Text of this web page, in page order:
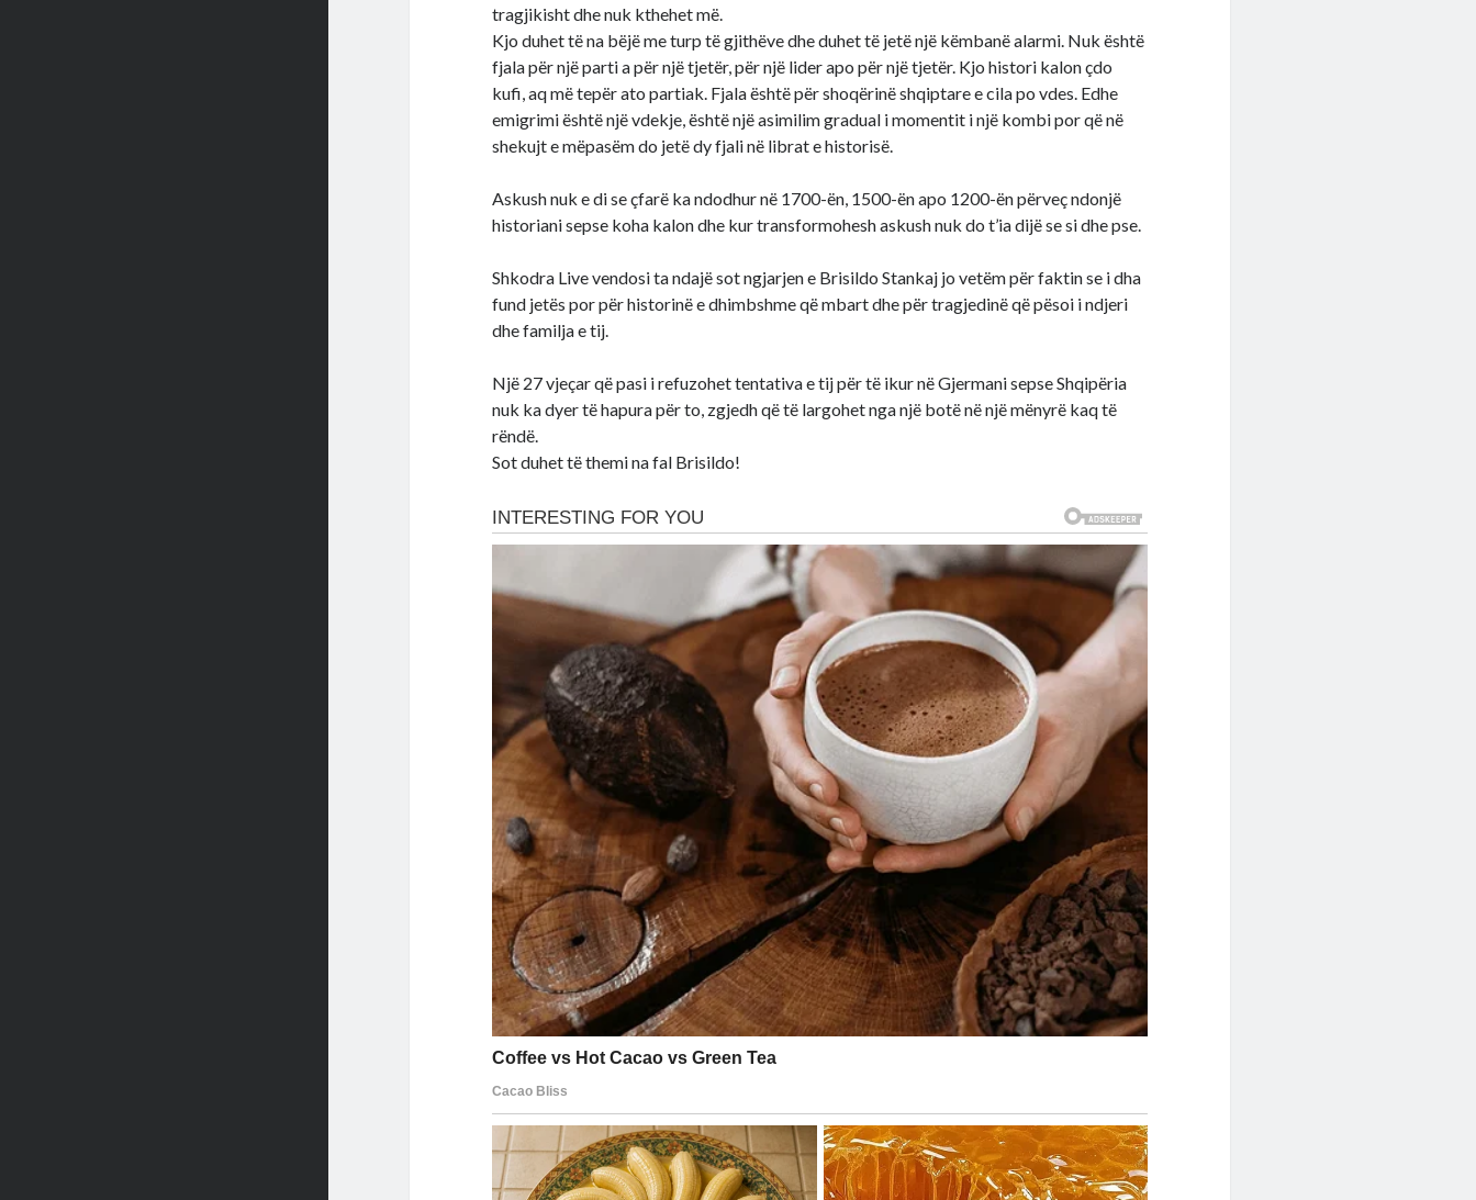
tragjikisht dhe nuk kthehet më.
Kjo duhet të na bëjë me turp të gjithëve dhe duhet të jetë një këmbanë alarmi. Nuk është
fjala për një parti a për një tjetër, për një lider apo për një tjetër. Kjo histori kalon çdo
kufi, aq më tepër ato partiak. Fjala është për shoqërinë shqiptare e cila po vdes. Edhe
emigrimi është një vdekje, është një asimilim gradual i momentit i një kombi por që në
shekujt e mëpasëm do jetë dy fjali në librat e historisë.
Askush nuk e di se çfarë ka ndodhur në 1700-ën, 1500-ën apo 1200-ën përveç ndonjë
historiani sepse koha kalon dhe kur transformohesh askush nuk do t’ia dijë se si dhe pse.
Shkodra Live vendosi ta ndajë sot ngjarjen e Brisildo Stankaj jo vetëm për faktin se i dha
fund jetës por për historinë e dhimbshme që mbart dhe për tragjedinë që pësoi i ndjeri
dhe familja e tij.
Një 27 vjeçar që pasi i refuzohet tentativa e tij për të ikur në Gjermani sepse Shqipëria
nuk ka dyer të hapura për to, zgjedh që të largohet nga një botë në një mënyrë kaq të
rëndë.
Sot duhet të themi na fal Brisildo!